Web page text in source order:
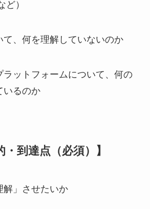
ど）
て、何を理解していないのか
ラットフォームについて、何の
いるのか
・到達点（必須）】
解」させたいか